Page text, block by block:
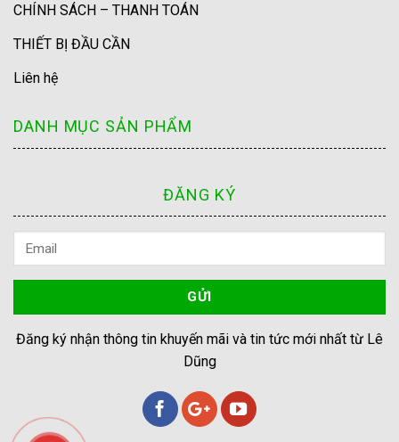
CHÍNH SÁCH – THANH TOÁN
THIẾT BỊ ĐẦU CẦN
Liên hệ
DANH MỤC SẢN PHẨM
ĐĂNG KÝ
Đăng ký nhận thông tin khuyến mãi và tin tức mới nhất từ Lê
Dũng